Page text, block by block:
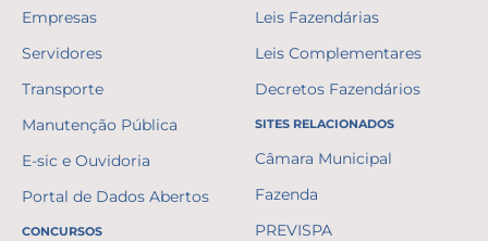
Empresas
Servidores
Transporte
Manutenção Pública
E-sic e Ouvidoria
Portal de Dados Abertos
CONCURSOS
Leis Fazendárias
Leis Complementares
Decretos Fazendários
SITES RELACIONADOS
Câmara Municipal
Fazenda
PREVISPA